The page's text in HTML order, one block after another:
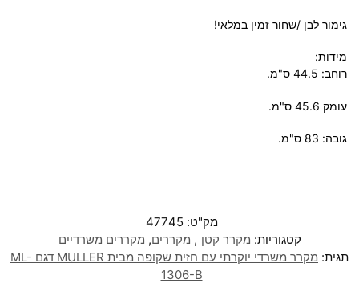
גימור לבן /שחור זמין במלאי!
מידות:
רוחב:
44.5 ס"מ.
עומק 45.6 ס"מ.
גובה: 83 ס"מ.
מק"ט: 47745
קטגוריות: מקרר קטן , מקררים, מקררים משרדיים
תגית:
מקרר משרדי יוקרתי עם חזית שקופה מבית MULLER דגם ML-
1306-B